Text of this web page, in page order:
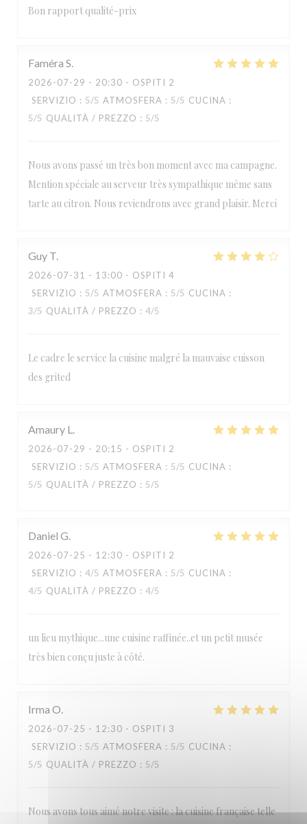
Bon rapport qualité-prix
Faméra S
2026-07-29 - 20:30 - OSPITI 2
SERVIZIO : 5/5 ATMOSFERA : 5/5 CUCINA :
5/5 QUALITÀ / PREZZO : 5/5
Nous avons passé un très bon moment avec ma campagne.
Mention spéciale au serveur très sympathique même sans
tarte au citron. Nous reviendrons avec grand plaisir. Merci
Guy T
2026-07-31 - 13:00 - OSPITI 4
SERVIZIO : 5/5 ATMOSFERA : 5/5 CUCINA :
3/5 QUALITÀ / PREZZO : 4/5
Le cadre le service la cuisine malgré la mauvaise cuisson
des grited
Amaury L
2026-07-29 - 20:15 - OSPITI 2
SERVIZIO : 5/5 ATMOSFERA : 5/5 CUCINA :
5/5 QUALITÀ / PREZZO : 5/5
Daniel G
2026-07-25 - 12:30 - OSPITI 2
SERVIZIO : 4/5 ATMOSFERA : 5/5 CUCINA :
4/5 QUALITÀ / PREZZO : 4/5
un lieu mythique...une cuisine raffinée..et un petit musée
très bien conçu juste à côté.
Irma O
2026-07-25 - 12:30 - OSPITI 3
SERVIZIO : 5/5 ATMOSFERA : 5/5 CUCINA :
5/5 QUALITÀ / PREZZO : 5/5
Nous avons tous aimé notre visite : la cuisine française telle